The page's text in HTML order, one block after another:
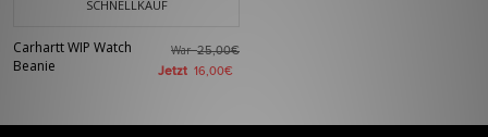
SCHNELLKAUF
Carhartt WIP Watch
Beanie
War25,00€
Jetzt 16,00€